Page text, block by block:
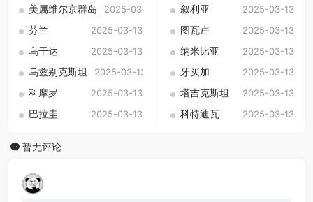
美属维尔京群岛 2025-03-13 叙利亚 2025-03-13
芬兰 2025-03-13 图瓦卢 2025-03-13
乌干达 2025-03-13 纳米比亚 2025-03-13
乌兹别克斯坦 2025-03-13 牙买加 2025-03-13
科摩罗 2025-03-13 塔吉克斯坦 2025-03-13
巴拉圭 2025-03-13 科特迪瓦 2025-03-13
暂无评论